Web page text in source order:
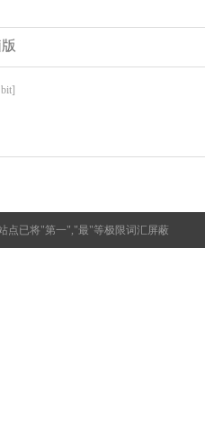
点已将"第一","最"等极限词汇屏蔽